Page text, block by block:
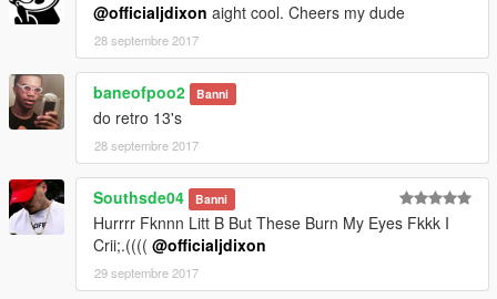
@officialjdixon aight cool. Cheers my dude
28 septembre 2017
baneofpoo2 Banni
do retro 13's
28 septembre 2017
Southsde04 Banni
Hurrrr Fknnn Litt B But These Burn My Eyes Fkkk I
Crii;.(((( @officialjdixon
29 septembre 2017